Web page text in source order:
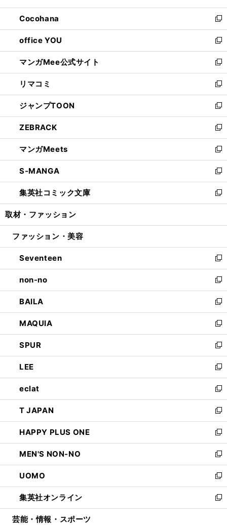
開
く
ウ
で
開
く
ン
ド
ウ
で
開
く
し
い
ウ
ィ
ン
ド
ウ
で
開
く
Cocohana
新
し
い
ウ
ィ
ン
ド
ウ
で
開
く
office YOU
新
し
い
ウ
ィ
ン
ド
ウ
で
開
く
マンガMee公式サイト
新
し
い
ウ
ィ
ン
ド
ウ
で
開
く
リマコミ
新
し
い
ウ
ィ
ン
ド
ウ
で
開
く
ジャンプTOON
新
し
い
ウ
ィ
ン
ド
ウ
で
開
ZEBRACK
新
し
い
ウ
ィ
ン
ド
ウ
開
マンガMeets
新
し
い
ウ
ィ
ン
ウ
開
く
S-MANGA
新
し
い
ウ
ン
ウ
で
開
く
集英社コミック文庫
新
し
ウ
ン
ド
ウ
で
開
く
取材・ファッション
ファッション・美容
Seventeen
新
し
い
ウ
ィ
ン
ド
ウ
で
開
く
non-no
新
し
い
ウ
ィ
ン
ド
ウ
で
開
く
BAILA
新
し
い
ウ
ィ
ン
ド
ウ
で
開
く
MAQUIA
新
し
い
ウ
ィ
ン
ド
ウ
で
開
く
SPUR
新
し
い
ウ
ィ
ン
ド
ウ
で
開
く
LEE
新
し
い
ウ
ィ
ン
ド
ウ
で
開
く
eclat
新
し
い
ウ
ィ
ン
ド
ウ
で
開
く
T JAPAN
新
し
い
ウ
ィ
ン
ド
ウ
で
開
HAPPY PLUS ONE
新
し
い
ウ
ィ
ン
ド
ウ
MEN'S NON-NO
新
し
い
ウ
ィ
ン
UOMO
新
し
い
ウ
集英社オンライン
新
し
芸能・情報・スポーツ